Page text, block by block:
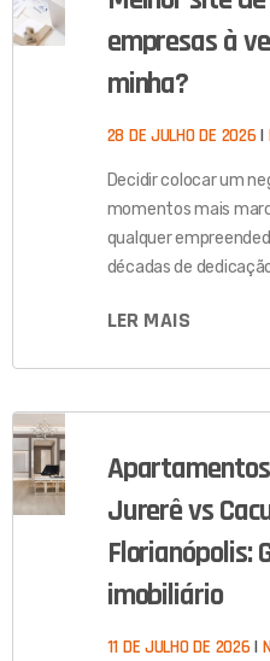
empresas à
minha?
28 DE JULHO DE 2026
Decidir colocar um
momentos mais
qualquer
décadas de
LER MAIS
Jurerê vs
Florianópolis:
imobiliário
11 DE JULHO DE 2026